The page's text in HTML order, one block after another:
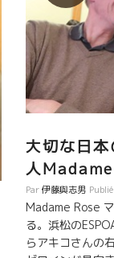
大切な日
人
Par伊藤與志男
Madame Rose
る。浜松の
らアキコさんの